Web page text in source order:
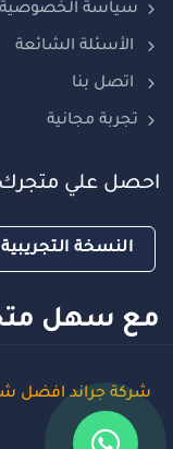
سياسة الخصوصية
الأسئلة الشائعة
اتصل بنا
تجربة مجانية
احصل علي متجرك
النسخة التجريبية
مع سهل
شركة جراند افضل